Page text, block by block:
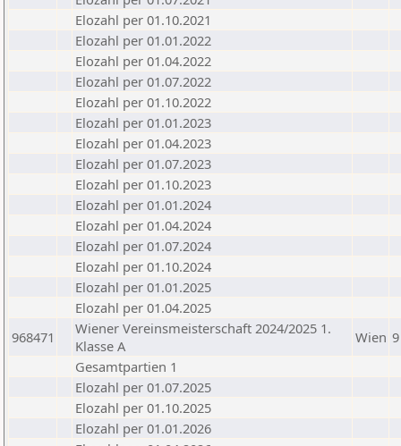
Elozahl per 01.10.2021
Elozahl per 01.01.2022
Elozahl per 01.04.2022
Elozahl per 01.07.2022
Elozahl per 01.10.2022
Elozahl per 01.01.2023
Elozahl per 01.04.2023
Elozahl per 01.07.2023
Elozahl per 01.10.2023
Elozahl per 01.01.2024
Elozahl per 01.04.2024
Elozahl per 01.07.2024
Elozahl per 01.10.2024
Elozahl per 01.01.2025
Elozahl per 01.04.2025
968471
Wiener Vereinsmeisterschaft 2024/2025 1.
Klasse A
Wien 9
Gesamtpartien 1
Elozahl per 01.07.2025
Elozahl per 01.10.2025
Elozahl per 01.01.2026